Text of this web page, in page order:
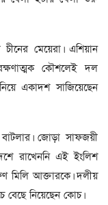
মেয়েরা। এশিয়ান
কৌশলেই দল
একাদশ সাজিয়েছেন
জোড়া সাফজয়ী
রাখেননি এই ইংলিশ
মিলি আক্তারকে। দলীয়
নিয়েছেন কোচ।